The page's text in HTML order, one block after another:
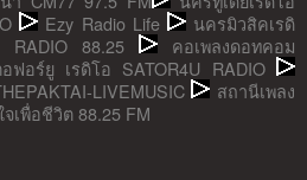
Ezy Radio Life
นครมิวสิคเรดิ
RADIO 88.25
คอเพลงดอทคอม
ฟอร์ยู เรดิโอ SATOR4U RADIO
LIVEMUSIC
สถานีเพลง
เพื่อชีวิต 88.25 FM